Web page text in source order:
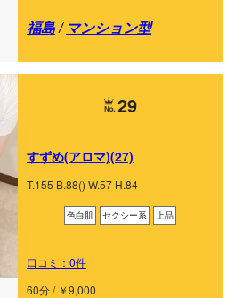
福島/ マンション型
29
すずめ(アロマ)(27)
T.155 B.88() W.57 H.84
色白肌 セクシー系 上品
口コミ：0件
60分 / ￥9,000